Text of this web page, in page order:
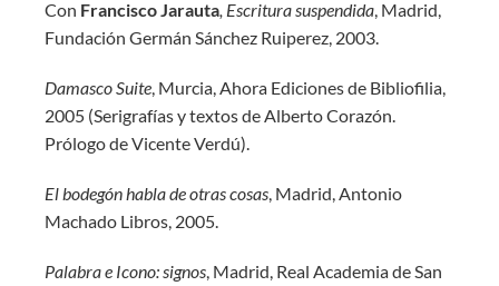
Con Francisco Jarauta , Escritura suspendida , Madrid,
Fundación Germán Sánchez Ruiperez, 2003.
Damasco Suite , Murcia, Ahora Ediciones de Bibliofilia,
2005 (Serigrafías y textos de Alberto Corazón.
Prólogo de Vicente Verdú).
El bodegón habla de otras cosas , Madrid, Antonio
Machado Libros, 2005.
Palabra e Icono: signos , Madrid, Real Academia de San